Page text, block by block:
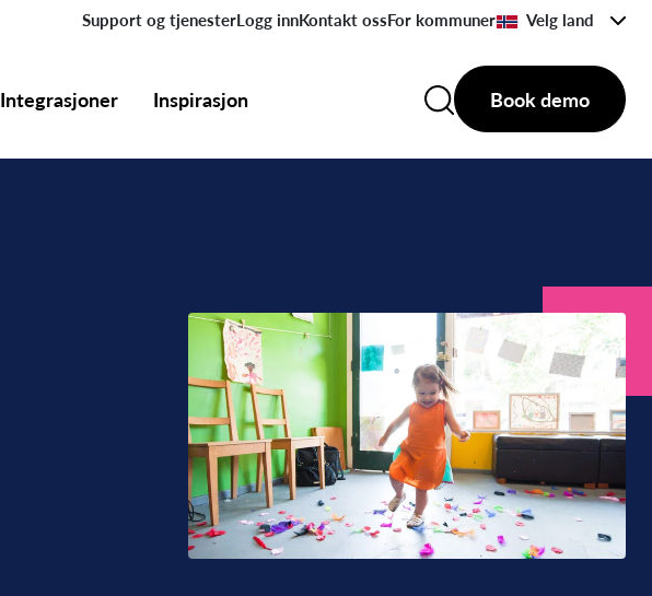
Support og tjenesterLogg innKontakt ossFor kommuner Velg land
Integrasjoner Inspirasjon Book demo